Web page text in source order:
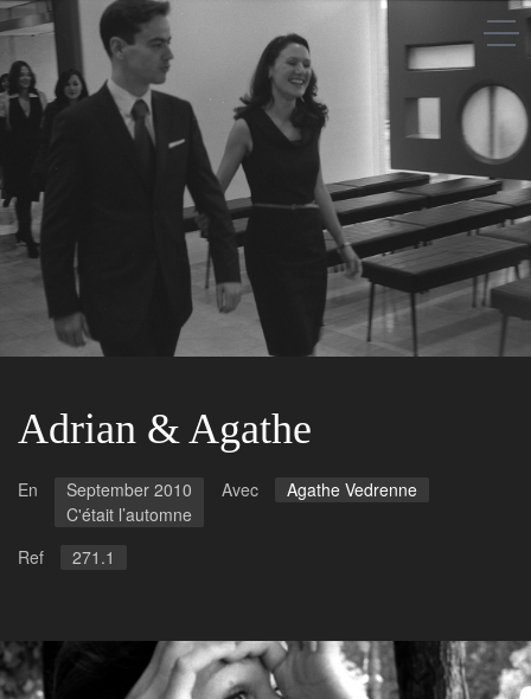
Saison après saison
A propos
Les gens
Les lieux
Adrian & Agathe
En
September 2010
C'était l’automne
Avec Agathe Vedrenne
Ref 271.1